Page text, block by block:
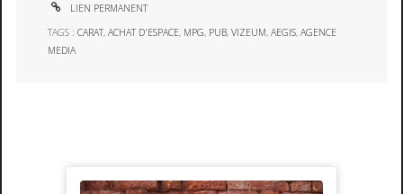
LIEN PERMANENT
TAGS :CARAT,ACHAT D'ESPACE, MPG, PUB,VIZEUM,AEGIS,AGENCE
MEDIA